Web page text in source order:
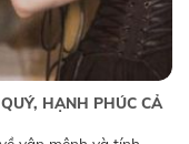
HẠNH PHÚC CẢ